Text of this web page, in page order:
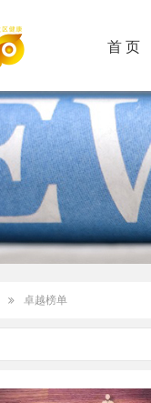
首 页
卓越榜单